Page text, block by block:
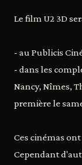
Le film U2 3D
- au Publicis
- dans les
Nancy, Nîmes,
première le
Ces cinémas
Cependant